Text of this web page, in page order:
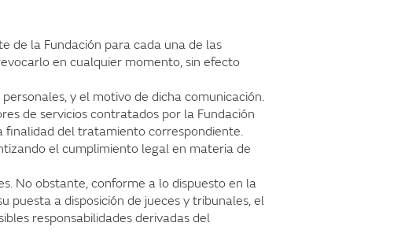
de la Fundación para cada una de las
en cualquier momento, sin efecto
y el motivo de dicha comunicación.
de servicios contratados por la Fundación
finalidad del tratamiento correspondiente.
el cumplimiento legal en materia de
No obstante, conforme a lo dispuesto en la
puesta a disposición de jueces y tribunales, el
responsabilidades derivadas del